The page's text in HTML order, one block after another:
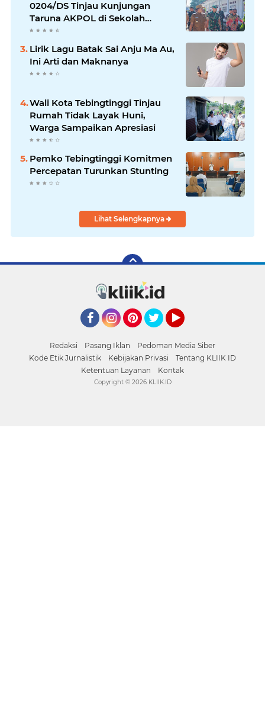
0204/DS Tinjau Kunjungan
Taruna AKPOL di Sekolah
Rakyat Tebingtinggi
Lirik Lagu Batak Sai Anju Ma Au,
Ini Arti dan Maknanya
Wali Kota Tebingtinggi Tinjau
Rumah Tidak Layak Huni,
Warga Sampaikan Apresiasi
Pemko Tebingtinggi Komitmen
Percepatan Turunkan Stunting
Lihat Selengkapnya
Redaksi Pasang Iklan
Pedoman Media Siber
Kode Etik Jurnalistik
Kebijakan Privasi
Tentang KLIIK ID
Ketentuan Layanan
Kontak
Copyright © 2026 KLIIK.ID